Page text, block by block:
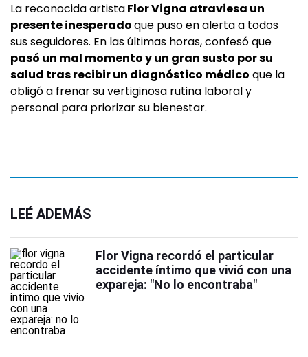
La reconocida artistaFlor Vigna atraviesa un
presente inesperadoque puso en alerta a todos
sus seguidores. En las últimas horas, confesó que
pasó un mal momento y un gran susto por su
salud tras recibir un diagnóstico médico que la
obligó a frenar su vertiginosa rutina laboral y
personal para priorizar su bienestar.
LEÉ ADEMÁS
Flor Vigna recordó el particular
accidente íntimo que vivió con una
expareja: "No lo encontraba"